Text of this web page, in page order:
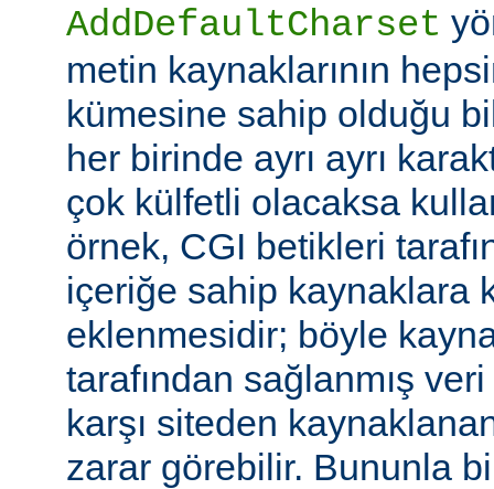
AddDefaultCharset
metin kaynaklarının
kümesine sahip olduğu
her birinde ayrı ayrı
çok külfetli olacaksa
örnek, CGI betikleri
içeriğe sahip kaynaklara
eklenmesidir; böyle
tarafından sağlanmış
karşı siteden
zarar görebilir. Bununla